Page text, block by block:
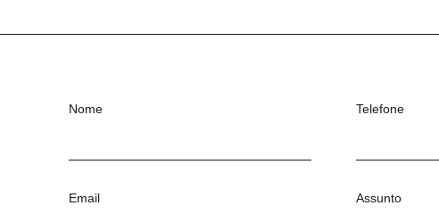
Nome Telefone
Email Assunto